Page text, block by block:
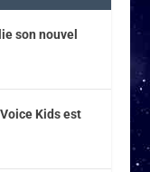
son nouvel
Kids est